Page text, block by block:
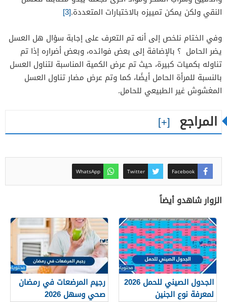
النقي ولكن يمكن تمييزه بالاختبارات المتعددة.[3]
وفي الختام نلخص إلى أنه تم التعرف على إجابة سؤال هل العسل
يضر الحامل ؟ بالإضافة إلى بعض فوائده، وبعض أضراره إذا تم
تناوله بكميات كبيرة، حيث تم عرض الكمية المناسبة لتناول العسل
بالنسبة للمرأة الحامل أيضًا، كما وتم عرض مضار تناول العسل
المغشوش غير الطبيعي للحامل.
المراجع
Facebook
Twitter
WhatsApp
الزوار شاهدو أيضاً
الجدول الصيني للحمل 2026
لمعرفة نوع الجنين
رجيم المرضعات في رمضان
صحي وسهل 2026